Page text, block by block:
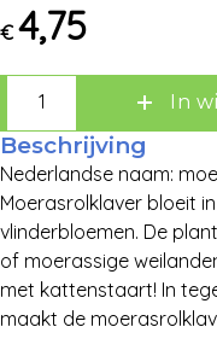
€ 4,75
In
Beschrijving
Nederlandse naam:
Moerasrolklaver bloeit
vlinderbloemen. De
of moerassige
met kattenstaart! In
maakt de